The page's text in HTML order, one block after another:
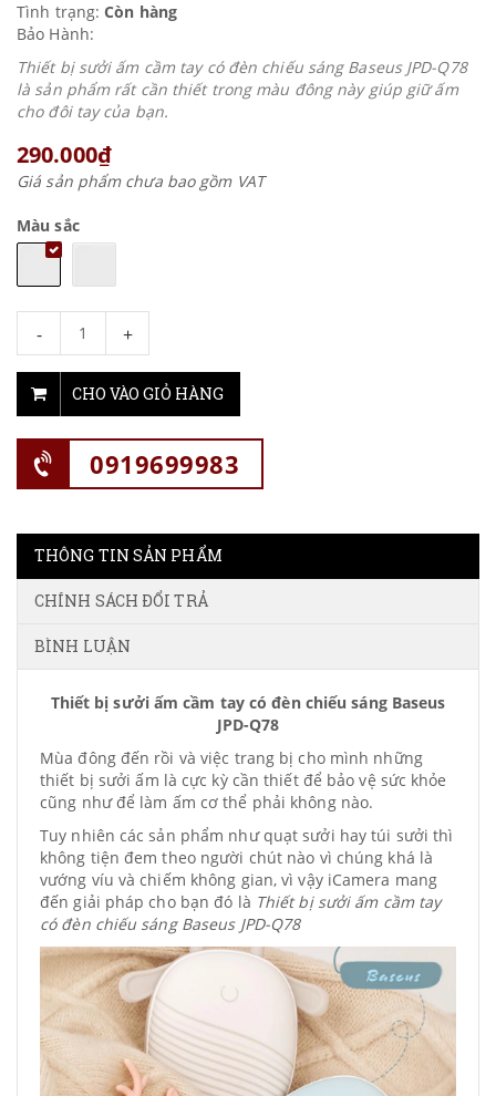
Tình trạng: Còn hàng
Bảo Hành:
Thiết bị sưởi ấm cầm tay có đèn chiếu sáng Baseus JPD-Q78
là sản phẩm rất cần thiết trong màu đông này giúp giữ ấm
cho đôi tay của bạn.
290.000₫
Giá sản phẩm chưa bao gồm VAT
Màu sắc
- +
CHO VÀO GIỎ HÀNG
0919699983
THÔNG TIN SẢN PHẨM
CHÍNH SÁCH ĐỔI TRẢ
BÌNH LUẬN
Thiết bị sưởi ấm cầm tay có đèn chiếu sáng Baseus
JPD-Q78
Mùa đông đến rồi và việc trang bị cho mình những
thiết bị sưởi ấm là cực kỳ cần thiết để bảo vệ sức khỏe
cũng như để làm ấm cơ thể phải không nào.
Tuy nhiên các sản phẩm như quạt sưởi hay túi sưởi thì
không tiện đem theo người chút nào vì chúng khá là
vướng víu và chiếm không gian, vì vậy iCamera mang
đến giải pháp cho bạn đó là Thiết bị sưởi ấm cầm tay
có đèn chiếu sáng Baseus JPD-Q78